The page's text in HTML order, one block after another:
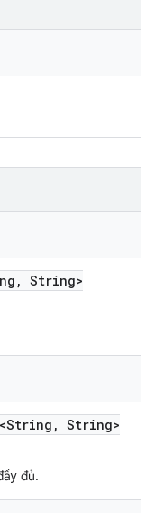
, String>
<String , String>
đủ.